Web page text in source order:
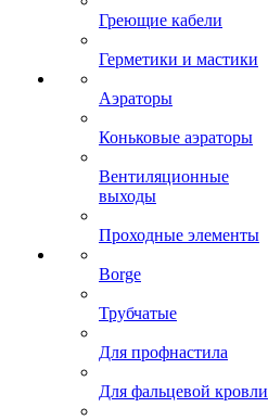
Греющие кабели
Герметики и мастики
Аэраторы
Коньковые аэраторы
Вентиляционные
выходы
Проходные элементы
Borge
Трубчатые
Для профнастила
Для фальцевой кровли